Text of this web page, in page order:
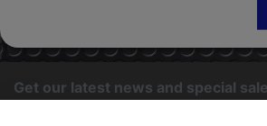
Get our latest news and special